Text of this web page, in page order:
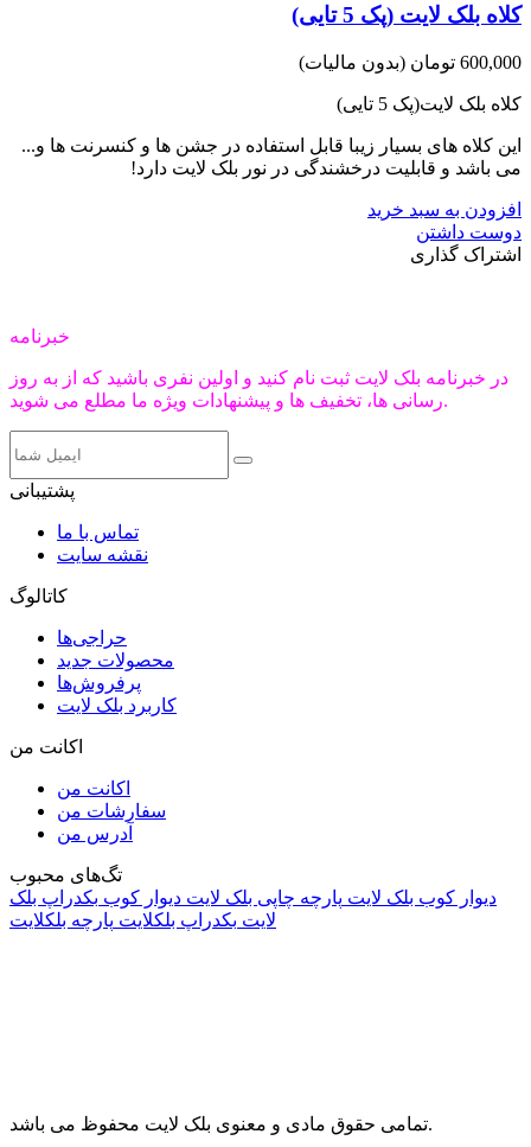
کلاه بلک لایت (پک 5 تایی)
600,000 تومان (بدون مالیات)
کلاه بلک لایت(پک 5 تایی)
این کلاه های بسیار زیبا قابل استفاده در جشن ها و کنسرنت ها و...
می باشد و قابلیت درخشندگی در نور بلک لایت دارد!
افزودن به سبد خرید
دوست داشتن
اشتراک گذاری
خبرنامه
در خبرنامه بلک لایت ثبت نام کنید و اولین نفری باشید که از به روز
رسانی ها، تخفیف ها و پیشنهادات ویژه ما مطلع می شوید.
پشتیبانی
تماس با ما
نقشه سایت
کاتالوگ
حراجی‌ها
محصولات جدید
پرفروش‌ها
کاربرد بلک لایت
اکانت من
اکانت من
سفارشات من
آدرس من
تگ‌های محبوب
دیوار کوب بلک لایت پارچه چاپی بلک لایت دیوار کوب بکدراپ بلک
لایت بکدراپ بلکلایت پارچه بلکلایت
تمامی حقوق مادی و معنوی بلک لایت محفوظ می باشد.